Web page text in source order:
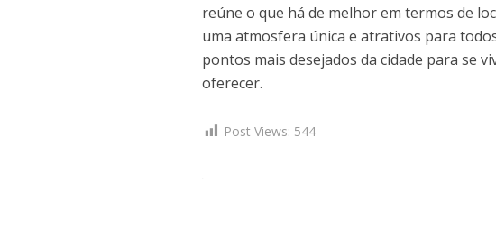
reúne o que há de melhor em termos de
uma atmosfera única e atrativos para
pontos mais desejados da cidade para se
oferecer.
Post Views: 544